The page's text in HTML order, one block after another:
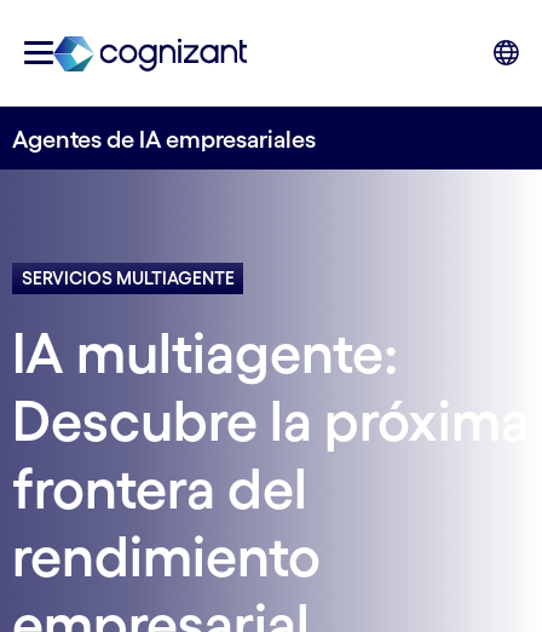
Agentes de IA empresariales
SERVICIOS MULTIAGENTE
IA multiagente:
Descubre la próxima
frontera del
rendimiento